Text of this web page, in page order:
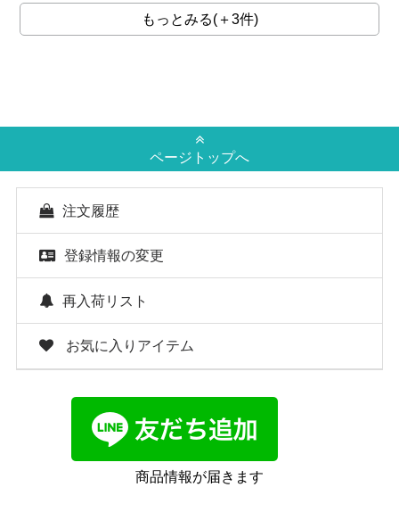
もっとみる(＋3件)
ページトップへ
注文履歴
登録情報の変更
再入荷リスト
お気に入りアイテム
商品情報が届きます